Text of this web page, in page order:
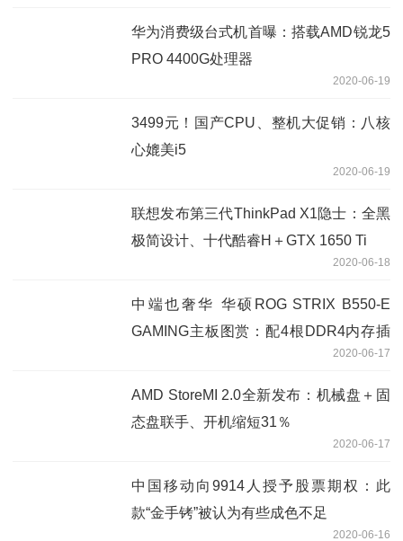
华为消费级台式机首曝：搭载AMD锐龙5
PRO 4400G处理器
2020-06-19
3499元！国产CPU、整机大促销：八核
心媲美i5
2020-06-19
联想发布第三代ThinkPad X1隐士：全黑
极简设计、十代酷睿H＋GTX 1650 Ti
2020-06-18
中端也奢华 华硕ROG STRIX B550-E
GAMING主板图赏：配4根DDR4内存插
2020-06-17
AMD StoreMI 2.0全新发布：机械盘＋固
态盘联手、开机缩短31％
2020-06-17
中国移动向9914人授予股票期权：此
款“金手铐”被认为有些成色不足
2020-06-16